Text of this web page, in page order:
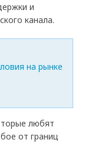
и
канала.
любят
от границ